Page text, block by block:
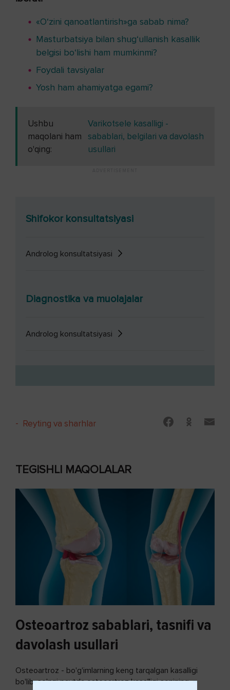
«O‘zini qanoatlantirish»ga sabab nima?
Masturbatsiya bilan shug‘ullanish kasallik
belgisi bo‘lishi ham mumkinmi?
Foydali tavsiyalar
Yosh ham ahamiyatga egami?
Ushbu
maqolani ham
o'qing:
Varikotsele kasalligi -
sabablari, belgilari va davolash
usullari
Shifokor konsultatsiyasi
Androlog konsultatsiyasi
Diagnostika va muolajalar
Androlog konsultatsiyasi
- Reyting va sharhlar
TEGISHLI MAQOLALAR
Osteoartroz sabablari, tasnifi va
davolash usullari
Osteoartroz - bo'g'imlarning keng tarqalgan kasalligi
bo'lib, so'ngi paytda osteoartroz kasalligi sonining